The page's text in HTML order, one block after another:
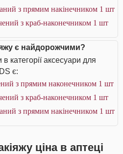
з прямим накінечником 1 шт
з краб-наконечником 1 шт
є найдорожчими?
категорії аксесуари для
є:
з прямим наконечником 1 шт
з краб-наконечником 1 шт
з прямим накінечником 1 шт
ціна в аптеці